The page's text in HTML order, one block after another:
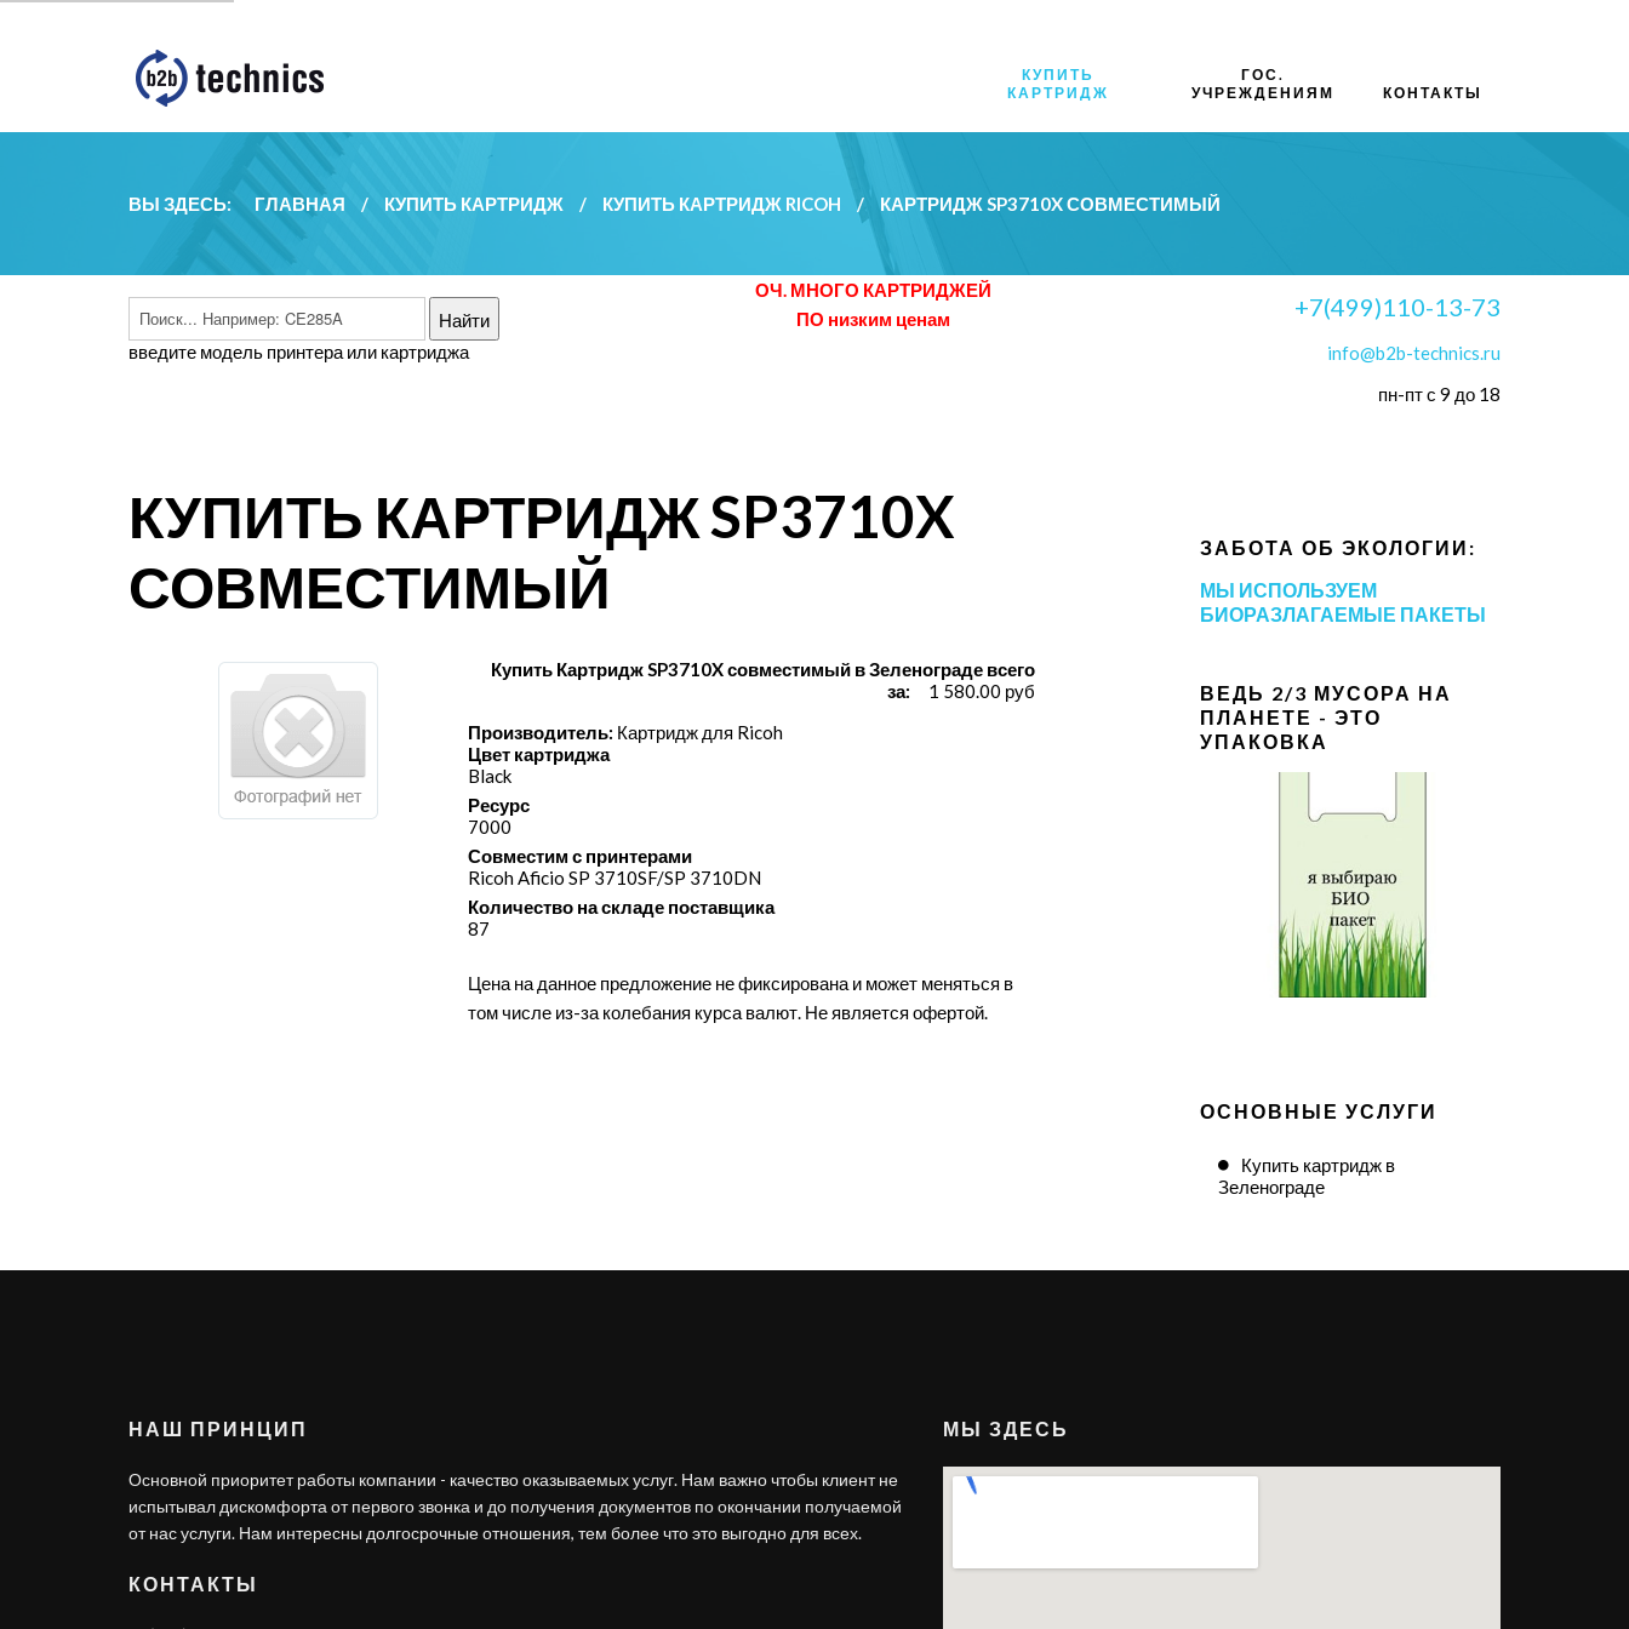
КУПИТЬ
КАРТРИДЖ
ГОС.
УЧРЕЖДЕНИЯМ
КОНТАКТЫ
ВЫ ЗДЕСЬ: ГЛАВНАЯ / КУПИТЬ КАРТРИДЖ / КУПИТЬ КАРТРИДЖ RICOH / КАРТРИДЖ SP3710X СОВМЕСТИМЫЙ
введите модель принтера или картриджа
ОЧ. МНОГО КАРТРИДЖЕЙ
ПО низким ценам
+7(499)110-13-73
info@b2b-technics.ru
пн-пт с 9 до 18
КУПИТЬ КАРТРИДЖ SP3710X
СОВМЕСТИМЫЙ
Купить Картридж SP3710X совместимый в Зеленограде всего
за:
1 580.00 руб
Производитель: Картридж для Ricoh
Цвет картриджа
Black
Ресурс
7000
Совместим с принтерами
Ricoh Aficio SP 3710SF/​SP 3710DN
Количество на складе поставщика
87
Цена на данное предложение не фиксирована и может меняться в
том числе из-за колебания курса валют. Не является офертой.
ЗАБОТА ОБ ЭКОЛОГИИ:
МЫ ИСПОЛЬЗУЕМ
БИОРАЗЛАГАЕМЫЕ ПАКЕТЫ
ВЕДЬ 2/3 МУСОРА НА
ПЛАНЕТЕ - ЭТО
УПАКОВКА
ОСНОВНЫЕ УСЛУГИ
Купить картридж в
Зеленограде
НАШ ПРИНЦИП
Основной приоритет работы компании - качество оказываемых услуг. Нам важно чтобы клиент не
испытывал дискомфорта от первого звонка и до получения документов по окончании получаемой
от нас услуги. Нам интересны долгосрочные отношения, тем более что это выгодно для всех.
КОНТАКТЫ
МЫ ЗДЕСЬ